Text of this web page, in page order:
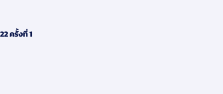
ครั้งที่ 1